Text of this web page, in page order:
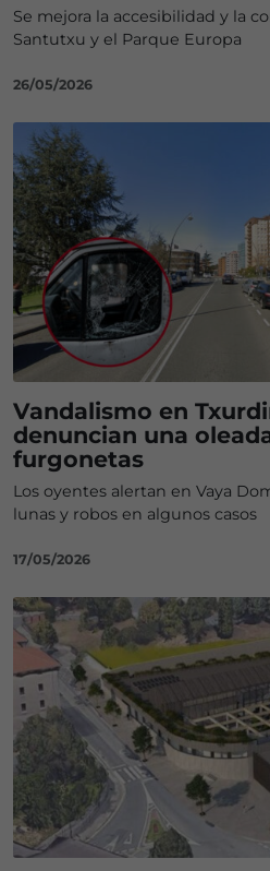
Se mejora la accesibilidad y la
Santutxu y el Parque Europa
26/05/2026
Vandalismo en
denuncian una
furgonetas
Los oyentes alertan en Vaya
lunas y robos en algunos casos
17/05/2026